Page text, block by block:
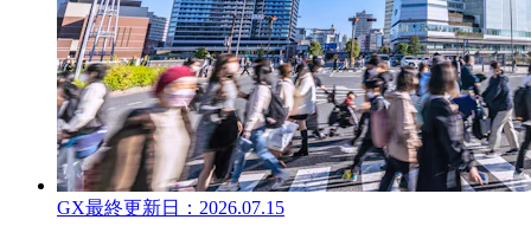
GX最終更新日： 2026.07.15